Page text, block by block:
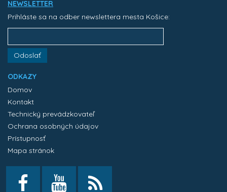
NEWSLETTER
Prihláste sa na odber newslettera mesta Košice:
Odoslať
ODKAZY
Domov
Kontakt
Technický prevádzkovateľ
Ochrana osobných údajov
Prístupnosť
Mapa stránok